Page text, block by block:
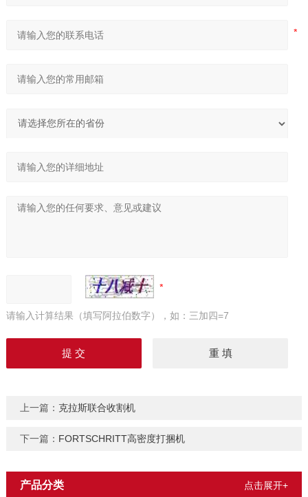
请输入计算结果（填写阿拉伯数字），如：三加四=7
上一篇： 克拉斯联合收割机
下一篇： FORTSCHRITT高密度打捆机
产品分类 点击展开+